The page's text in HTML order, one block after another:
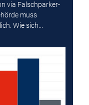
via Falschparker-
muss
Wie sich...